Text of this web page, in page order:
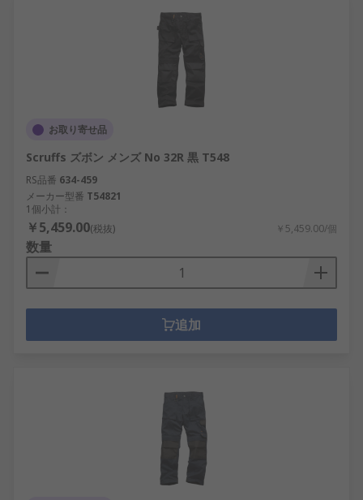
お取り寄せ品
Scruffs ズボン メンズ No 32R 黒 T548
RS品番 634-459
メーカー型番 T54821
1個小計：
￥5,459.00(税抜) ￥5,459.00/個
数量
追加